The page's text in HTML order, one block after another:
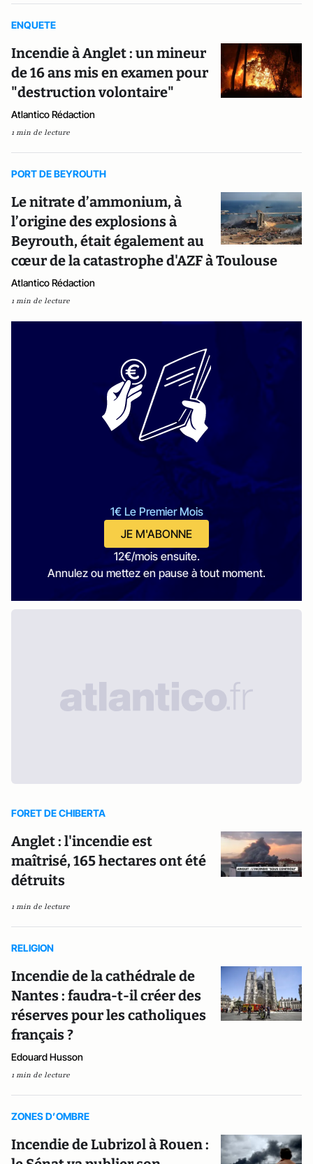
ENQUETE
Incendie à Anglet : un mineur
de 16 ans mis en examen pour
"destruction volontaire"
Atlantico Rédaction
1 min de lecture
PORT DE BEYROUTH
Le nitrate d’ammonium, à
l’origine des explosions à
Beyrouth, était également au
cœur de la catastrophe d'AZF à Toulouse
Atlantico Rédaction
1 min de lecture
1€ Le Premier Mois
JE M'ABONNE
12€/mois ensuite.
Annulez ou mettez en pause à tout moment.
FORET DE CHIBERTA
Anglet : l'incendie est
maîtrisé, 165 hectares ont été
détruits
1 min de lecture
RELIGION
Incendie de la cathédrale de
Nantes : faudra-t-il créer des
réserves pour les catholiques
français ?
Edouard Husson
1 min de lecture
ZONES D’OMBRE
Incendie de Lubrizol à Rouen :